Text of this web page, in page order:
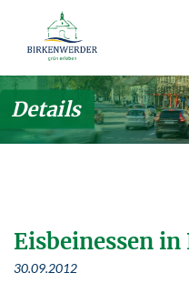
Zum Hauptinhalt springen
Details
Eisbeinessen in
30.09.2012